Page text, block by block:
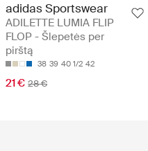
adidas Sportswear
ADILETTE LUMIA FLIP
FLOP - Šlepetės per
pirštą
38 39 40 1/2 42
21 € 28 €